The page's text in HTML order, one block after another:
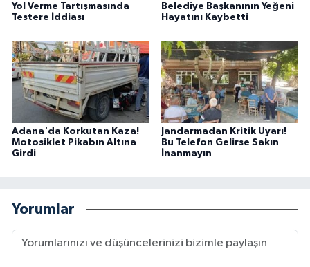
Yol Verme Tartışmasında
Testere İddiası
Belediye Başkanının Yeğeni
Hayatını Kaybetti
Adana'da Korkutan Kaza!
Motosiklet Pikabın Altına
Girdi
Jandarmadan Kritik Uyarı!
Bu Telefon Gelirse Sakın
İnanmayın
Yorumlar